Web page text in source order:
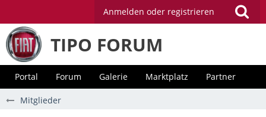
Anmelden oder registrieren
TIPO FORUM
Portal Forum Galerie Marktplatz Partner
Mitglieder